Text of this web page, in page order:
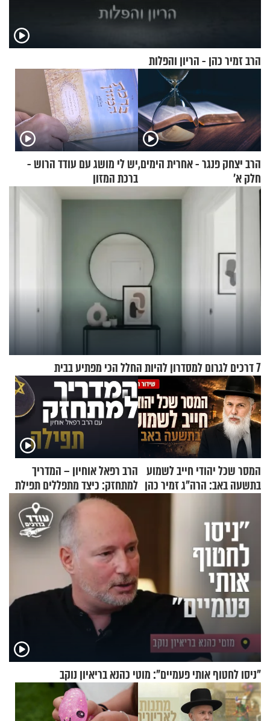
הרב זמיר כהן - הריון והפלות
הרב יצחק פנגר - אחרית הימים,
חלק א’
יש לי מושג עם עודד הרוש -
ברכת המזון
7 דרכים לגרום למסדרון להיות החלל הכי מפתיע בבית
המסר שכל יהודי חייב לשמוע
בתשעה באב: הרה"ג זמיר כהן
הרב רפאל אוחיון – המדריך
למתחזק: כיצד מתפללים תפילת
שמונה עשרה?
"ניסו לחטוף אותי פעמיים": מוטי כהנא בריאיון נוקב